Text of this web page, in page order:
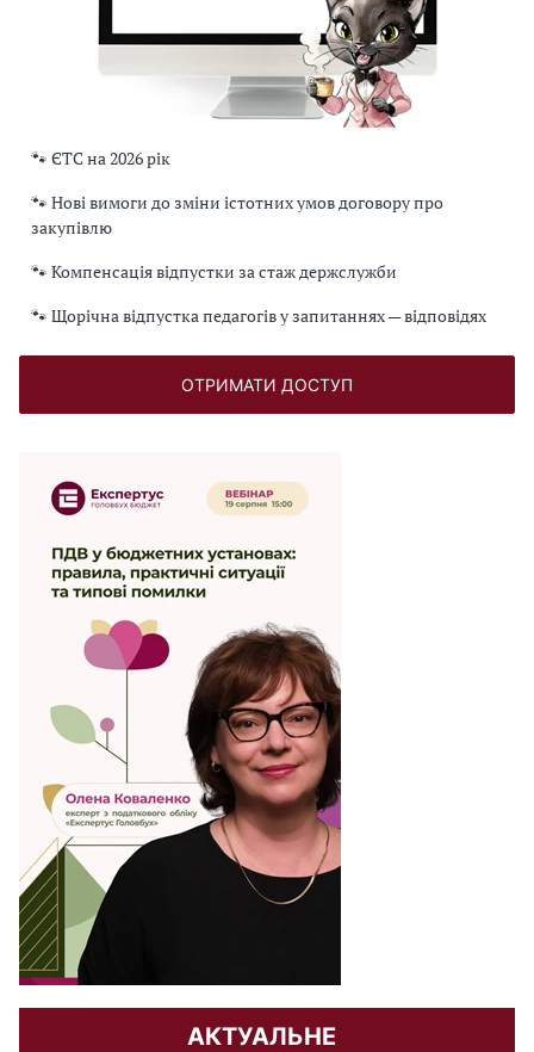
🐾 ЄТС на 2026 рік
🐾 Нові вимоги до зміни істотних умов договору про
закупівлю
🐾 Компенсація відпустки за стаж держслужби
🐾 Щорічна відпустка педагогів у запитаннях — відповідях
ОТРИМАТИ ДОСТУП
АКТУАЛЬНЕ